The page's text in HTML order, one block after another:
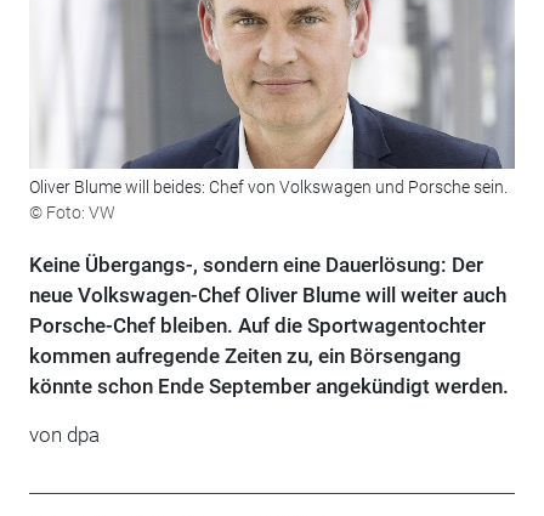
Oliver Blume will beides: Chef von Volkswagen und Porsche sein.
© Foto: VW
Keine Übergangs-, sondern eine Dauerlösung: Der
neue Volkswagen-Chef Oliver Blume will weiter auch
Porsche-Chef bleiben. Auf die Sportwagentochter
kommen aufregende Zeiten zu, ein Börsengang
könnte schon Ende September angekündigt werden.
von dpa